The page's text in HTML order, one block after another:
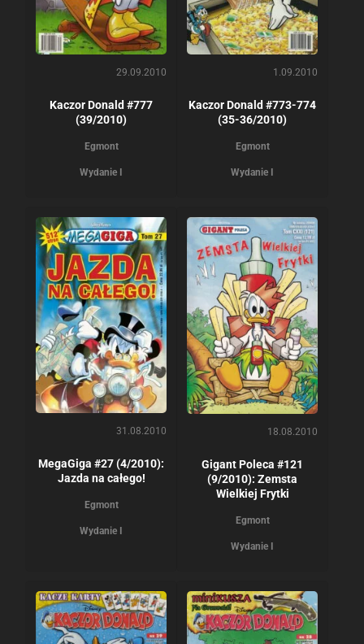
29.09.2010
Kaczor Donald #777
(39/2010)
Egmont
Wydanie I
1.09.2010
Kaczor Donald #773-774
(35-36/2010)
Egmont
Wydanie I
31.08.2010
MegaGiga #27 (4/2010):
Jazda na całego!
Egmont
Wydanie I
18.08.2010
Gigant Poleca #121
(9/2010): Zemsta
Wielkiej Frytki
Egmont
Wydanie I